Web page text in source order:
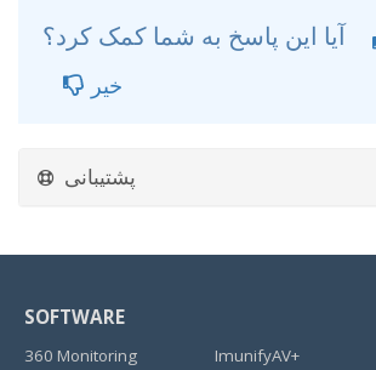
خیر
پشتیبانی
SOFTWARE
360 Monitoring
ImunifyAV+